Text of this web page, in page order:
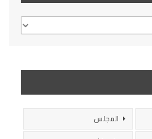
المجلس